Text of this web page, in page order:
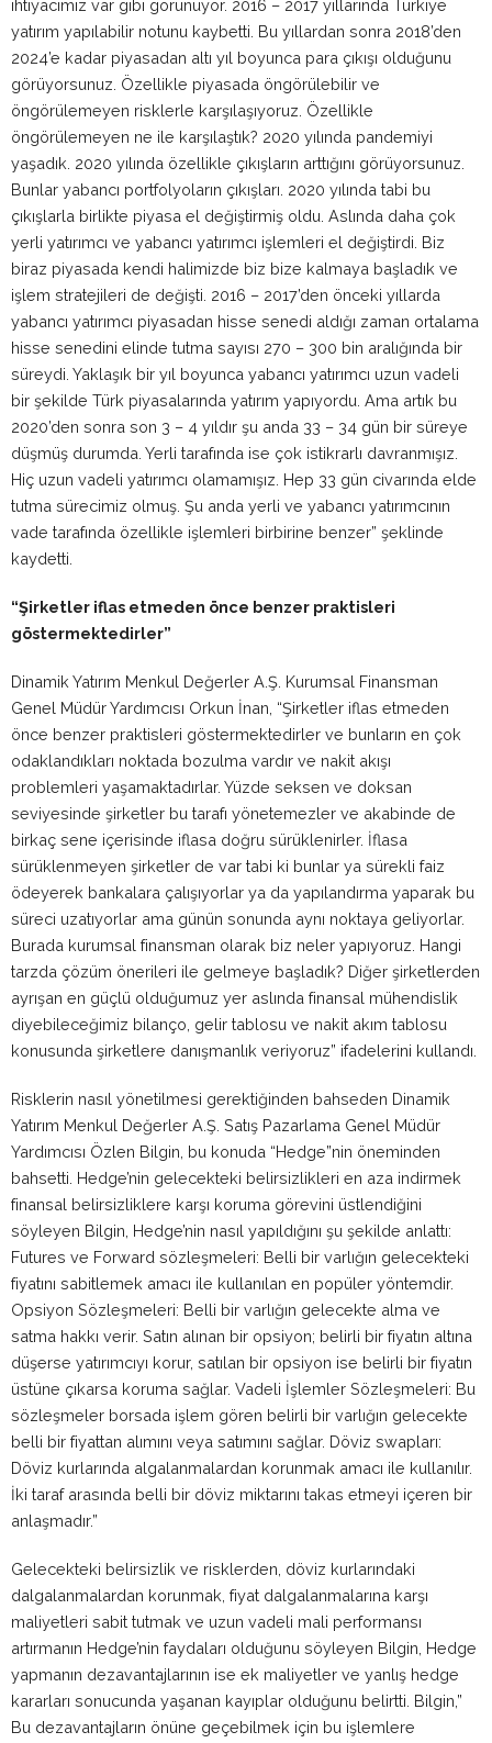
ihtiyacımız var gibi görünüyor. 2016 – 2017 yıllarında Türkiye
yatırım yapılabilir notunu kaybetti. Bu yıllardan sonra 2018’den
2024’e kadar piyasadan altı yıl boyunca para çıkışı olduğunu
görüyorsunuz. Özellikle piyasada öngörülebilir ve
öngörülemeyen risklerle karşılaşıyoruz. Özellikle
öngörülemeyen ne ile karşılaştık? 2020 yılında pandemiyi
yaşadık. 2020 yılında özellikle çıkışların arttığını görüyorsunuz.
Bunlar yabancı portfolyoların çıkışları. 2020 yılında tabi bu
çıkışlarla birlikte piyasa el değiştirmiş oldu. Aslında daha çok
yerli yatırımcı ve yabancı yatırımcı işlemleri el değiştirdi. Biz
biraz piyasada kendi halimizde biz bize kalmaya başladık ve
işlem stratejileri de değişti. 2016 – 2017’den önceki yıllarda
yabancı yatırımcı piyasadan hisse senedi aldığı zaman ortalama
hisse senedini elinde tutma sayısı 270 – 300 bin aralığında bir
süreydi. Yaklaşık bir yıl boyunca yabancı yatırımcı uzun vadeli
bir şekilde Türk piyasalarında yatırım yapıyordu. Ama artık bu
2020’den sonra son 3 – 4 yıldır şu anda 33 – 34 gün bir süreye
düşmüş durumda. Yerli tarafında ise çok istikrarlı davranmışız.
Hiç uzun vadeli yatırımcı olamamışız. Hep 33 gün civarında elde
tutma sürecimiz olmuş. Şu anda yerli ve yabancı yatırımcının
vade tarafında özellikle işlemleri birbirine benzer” şeklinde
kaydetti.
“Şirketler iflas etmeden önce benzer praktisleri
göstermektedirler”
Dinamik Yatırım Menkul Değerler A.Ş. Kurumsal Finansman
Genel Müdür Yardımcısı Orkun İnan, “Şirketler iflas etmeden
önce benzer praktisleri göstermektedirler ve bunların en çok
odaklandıkları noktada bozulma vardır ve nakit akışı
problemleri yaşamaktadırlar. Yüzde seksen ve doksan
seviyesinde şirketler bu tarafı yönetemezler ve akabinde de
birkaç sene içerisinde iflasa doğru sürüklenirler. İflasa
sürüklenmeyen şirketler de var tabi ki bunlar ya sürekli faiz
ödeyerek bankalara çalışıyorlar ya da yapılandırma yaparak bu
süreci uzatıyorlar ama günün sonunda aynı noktaya geliyorlar.
Burada kurumsal finansman olarak biz neler yapıyoruz. Hangi
tarzda çözüm önerileri ile gelmeye başladık? Diğer şirketlerden
ayrışan en güçlü olduğumuz yer aslında finansal mühendislik
diyebileceğimiz bilanço, gelir tablosu ve nakit akım tablosu
konusunda şirketlere danışmanlık veriyoruz” ifadelerini kullandı.
Risklerin nasıl yönetilmesi gerektiğinden bahseden Dinamik
Yatırım Menkul Değerler A.Ş. Satış Pazarlama Genel Müdür
Yardımcısı Özlen Bilgin, bu konuda “Hedge”nin öneminden
bahsetti. Hedge’nin gelecekteki belirsizlikleri en aza indirmek
finansal belirsizliklere karşı koruma görevini üstlendiğini
söyleyen Bilgin, Hedge’nin nasıl yapıldığını şu şekilde anlattı:
Futures ve Forward sözleşmeleri: Belli bir varlığın gelecekteki
fiyatını sabitlemek amacı ile kullanılan en popüler yöntemdir.
Opsiyon Sözleşmeleri: Belli bir varlığın gelecekte alma ve
satma hakkı verir. Satın alınan bir opsiyon; belirli bir fiyatın altına
düşerse yatırımcıyı korur, satılan bir opsiyon ise belirli bir fiyatın
üstüne çıkarsa koruma sağlar. Vadeli İşlemler Sözleşmeleri: Bu
sözleşmeler borsada işlem gören belirli bir varlığın gelecekte
belli bir fiyattan alımını veya satımını sağlar. Döviz swapları:
Döviz kurlarında algalanmalardan korunmak amacı ile kullanılır.
İki taraf arasında belli bir döviz miktarını takas etmeyi içeren bir
anlaşmadır.”
Gelecekteki belirsizlik ve risklerden, döviz kurlarındaki
dalgalanmalardan korunmak, fiyat dalgalanmalarına karşı
maliyetleri sabit tutmak ve uzun vadeli mali performansı
artırmanın Hedge’nin faydaları olduğunu söyleyen Bilgin, Hedge
yapmanın dezavantajlarının ise ek maliyetler ve yanlış hedge
kararları sonucunda yaşanan kayıplar olduğunu belirtti. Bilgin,”
Bu dezavantajların önüne geçebilmek için bu işlemlere